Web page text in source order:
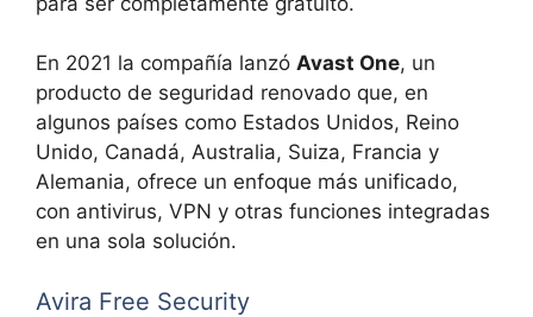
En 2021 la compañía lanzó Avast One, un
producto de seguridad renovado que, en
algunos países como Estados Unidos, Reino
Unido, Canadá, Australia, Suiza, Francia y
Alemania, ofrece un enfoque más unificado,
con antivirus, VPN y otras funciones integradas
en una sola solución.
Avira Free Security